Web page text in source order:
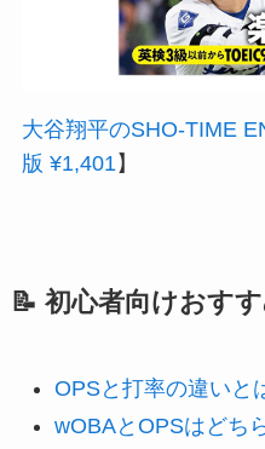
大谷翔平のSHO‐TIME
版 ¥1,401】
📝 初心者向けおす
OPSと打率の違いと
wOBAとOPSはどち